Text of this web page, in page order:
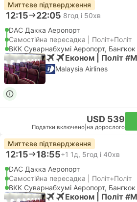
Миттєве підтвердження
12:15 22:05 8год і 50хв
DAC Дакка Аеропорт
Самостійна пересадка | Політ+Політ
BKK Суварнабхумі Аеропорт, Бангкок
Економ | Політ
Malaysia Airlines
USD 539
Податки включено на дорослого
Миттєве підтвердження
12:15 18:55+1 1д, 5год і 40хв
DAC Дакка Аеропорт
Самостійна пересадка | Політ+Політ
BKK Суварнабхумі Аеропорт, Бангкок
Економ | Політ